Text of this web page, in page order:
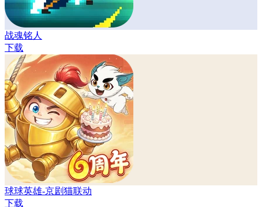
战魂铭人
下载
球球英雄-京剧猫联动
下载